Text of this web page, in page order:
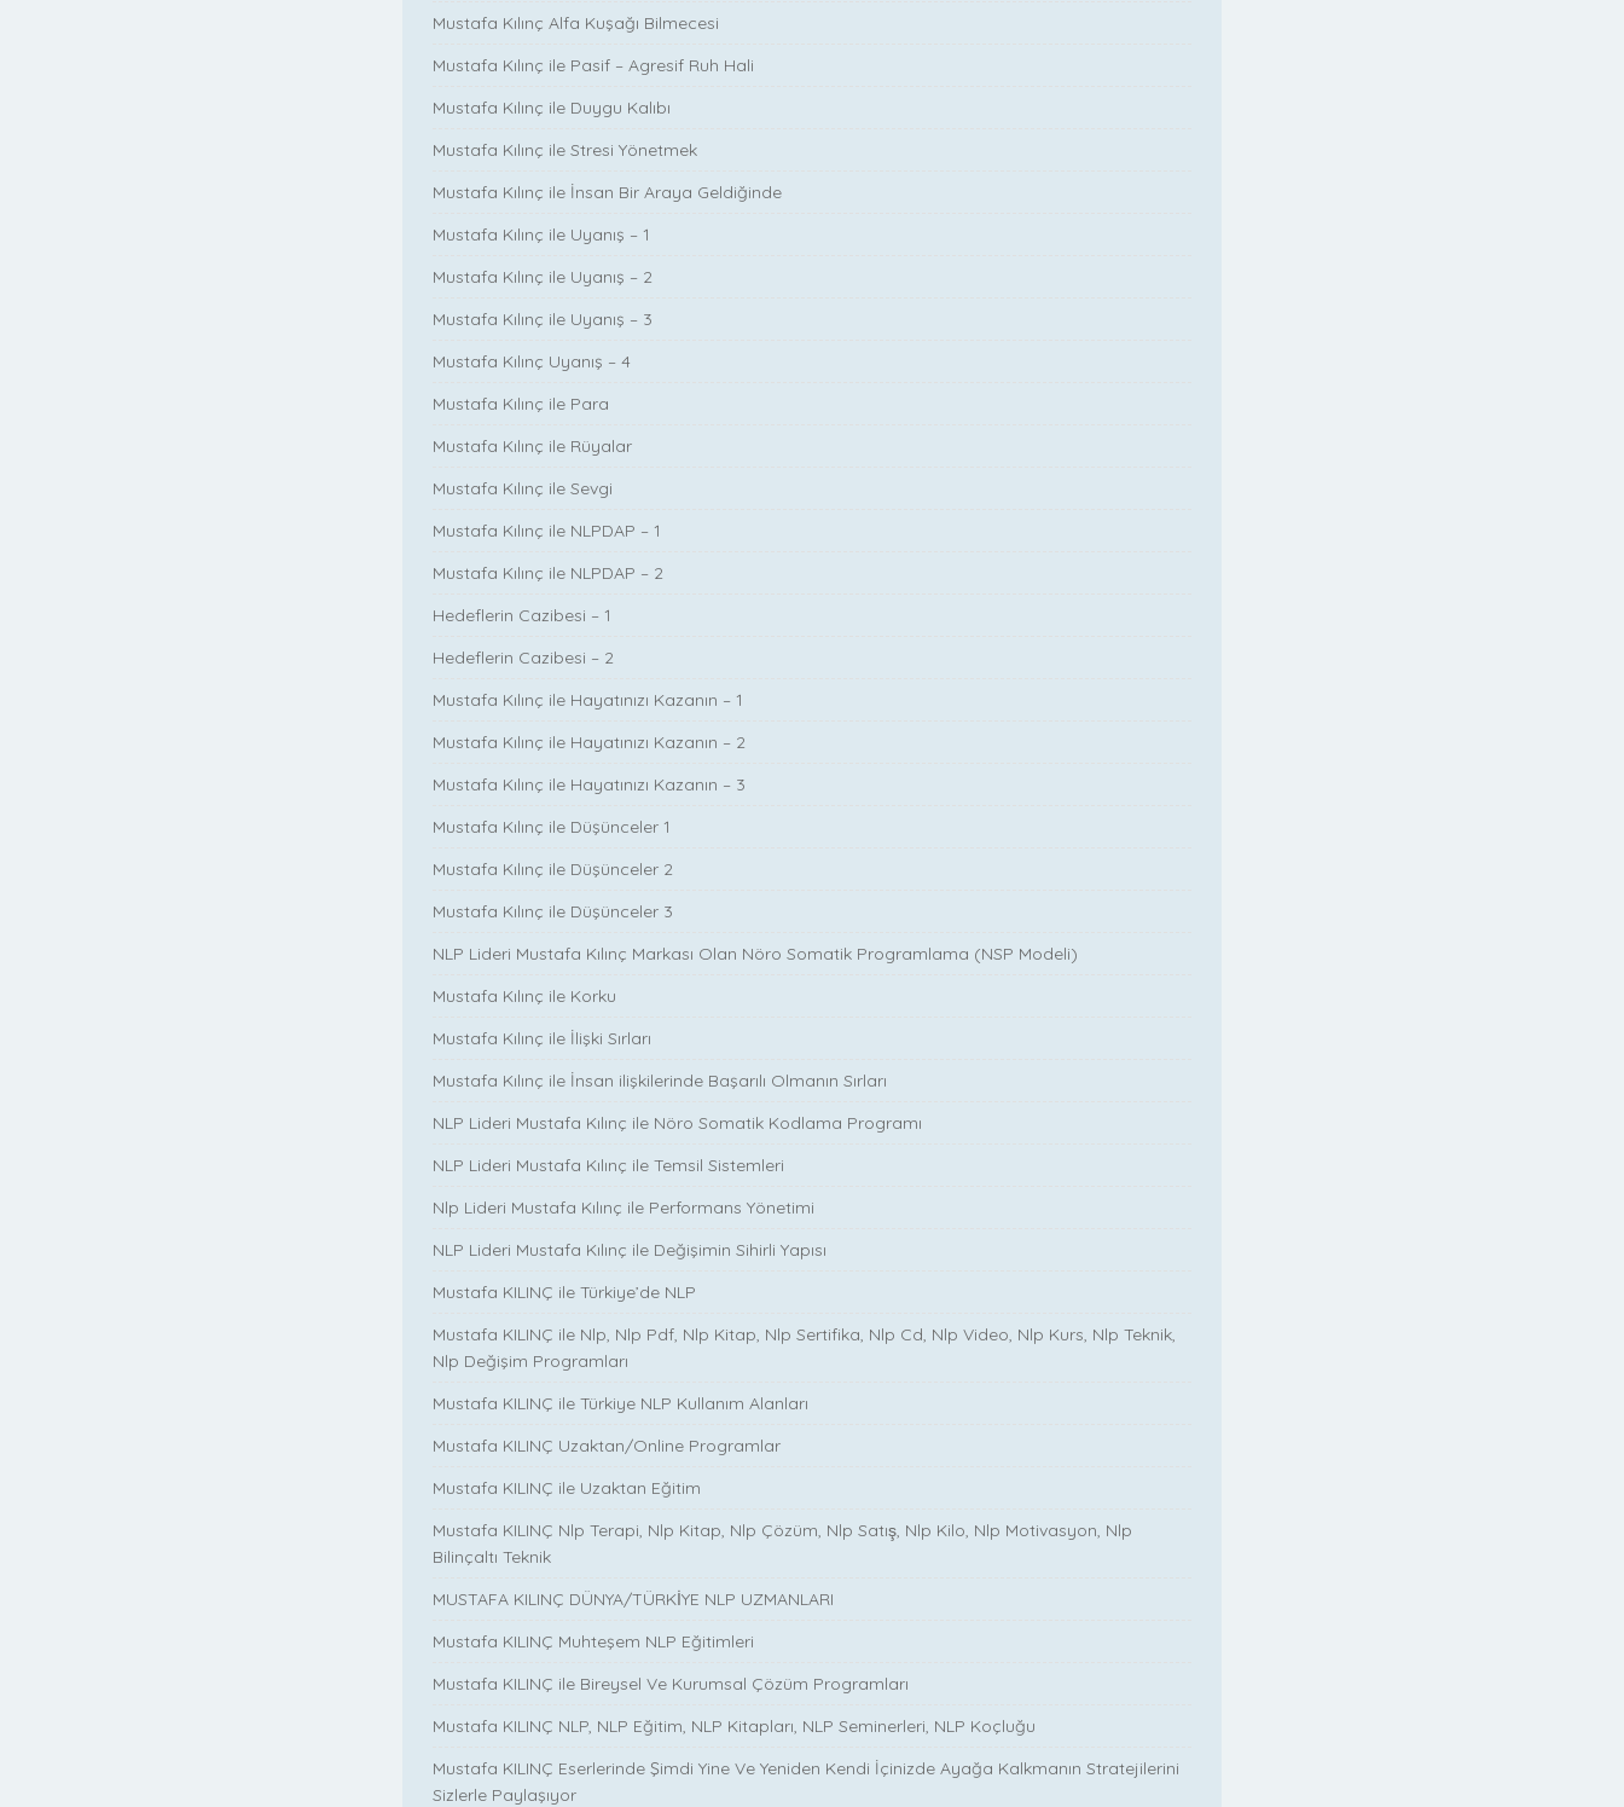
Mustafa Kılınç Alfa Kuşağı Bilmecesi
Mustafa Kılınç ile Pasif – Agresif Ruh Hali
Mustafa Kılınç ile Duygu Kalıbı
Mustafa Kılınç ile Stresi Yönetmek
Mustafa Kılınç ile İnsan Bir Araya Geldiğinde
Mustafa Kılınç ile Uyanış – 1
Mustafa Kılınç ile Uyanış – 2
Mustafa Kılınç ile Uyanış – 3
Mustafa Kılınç Uyanış – 4
Mustafa Kılınç ile Para
Mustafa Kılınç ile Rüyalar
Mustafa Kılınç ile Sevgi
Mustafa Kılınç ile NLPDAP – 1
Mustafa Kılınç ile NLPDAP – 2
Hedeflerin Cazibesi – 1
Hedeflerin Cazibesi – 2
Mustafa Kılınç ile Hayatınızı Kazanın – 1
Mustafa Kılınç ile Hayatınızı Kazanın – 2
Mustafa Kılınç ile Hayatınızı Kazanın – 3
Mustafa Kılınç ile Düşünceler 1
Mustafa Kılınç ile Düşünceler 2
Mustafa Kılınç ile Düşünceler 3
NLP Lideri Mustafa Kılınç Markası Olan Nöro Somatik Programlama (NSP Modeli)
Mustafa Kılınç ile Korku
Mustafa Kılınç ile İlişki Sırları
Mustafa Kılınç ile İnsan ilişkilerinde Başarılı Olmanın Sırları
NLP Lideri Mustafa Kılınç ile Nöro Somatik Kodlama Programı
NLP Lideri Mustafa Kılınç ile Temsil Sistemleri
Nlp Lideri Mustafa Kılınç ile Performans Yönetimi
NLP Lideri Mustafa Kılınç ile Değişimin Sihirli Yapısı
Mustafa KILINÇ ile Türkiye’de NLP
Mustafa KILINÇ ile Nlp, Nlp Pdf, Nlp Kitap, Nlp Sertifika, Nlp Cd, Nlp Video, Nlp Kurs, Nlp Teknik,
Nlp Değişim Programları
Mustafa KILINÇ ile Türkiye NLP Kullanım Alanları
Mustafa KILINÇ Uzaktan/Online Programlar
Mustafa KILINÇ ile Uzaktan Eğitim
Mustafa KILINÇ Nlp Terapi, Nlp Kitap, Nlp Çözüm, Nlp Satış, Nlp Kilo, Nlp Motivasyon, Nlp
Bilinçaltı Teknik
MUSTAFA KILINÇ DÜNYA/TÜRKİYE NLP UZMANLARI
Mustafa KILINÇ Muhteşem NLP Eğitimleri
Mustafa KILINÇ ile Bireysel Ve Kurumsal Çözüm Programları
Mustafa KILINÇ NLP, NLP Eğitim, NLP Kitapları, NLP Seminerleri, NLP Koçluğu
Mustafa KILINÇ Eserlerinde Şimdi Yine Ve Yeniden Kendi İçinizde Ayağa Kalkmanın Stratejilerini
Sizlerle Paylaşıyor